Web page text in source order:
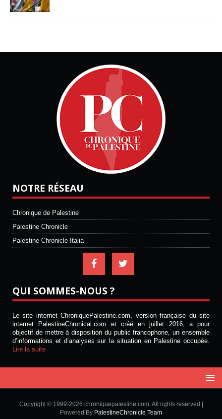
NOTRE RÉSEAU
Chronique de Palestine
Palestine Chronicle
Palestine Chronicle Italia
QUI SOMMES-NOUS ?
Le site internet ChroniquePalestine.com, version française du site
internet PalestineChronical.com et créé en juillet 2016, a pour
objectif de mettre à disposition du public francophone, un ensemble
d’informations et d’analyses sur la situation en Palestine occupée.
Lire la suite
Copyright © 1999-2026 chroniquepalestine.com. All rights reserved |
Powered By PalestineChronicle Team